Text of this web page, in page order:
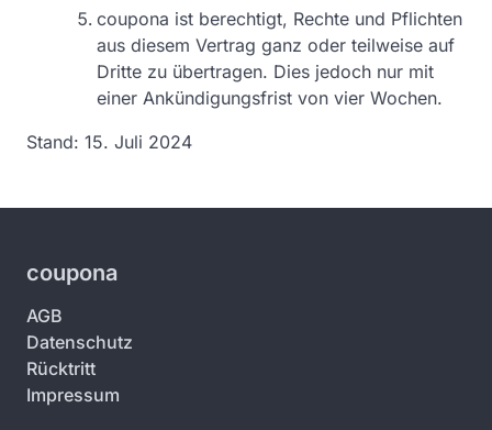
coupona ist berechtigt, Rechte und Pflichten
aus diesem Vertrag ganz oder teilweise auf
Dritte zu übertragen. Dies jedoch nur mit
einer Ankündigungsfrist von vier Wochen.
Stand: 15. Juli 2024
coupona
AGB
Datenschutz
Rücktritt
Impressum